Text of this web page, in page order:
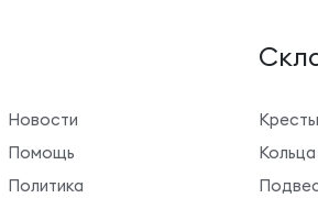
Новости
Помощь
Политика
Кресты
Кольца